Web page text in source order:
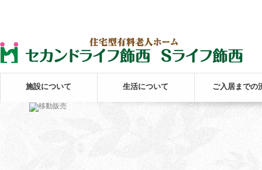
施設について 生活について ご入居までの